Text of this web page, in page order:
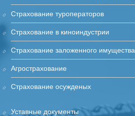
Страхование туроператоров
Страхование в киноиндустрии
Cтрахование заложенного имущества
Агрострахование
Страхование осужденых
Уставные документы